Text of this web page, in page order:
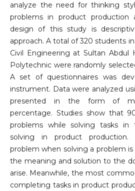
analyze the need for thinking
problems in product production
design of this study is
approach. A total of 320 students
Civil Engineering at Sultan Abdul
Polytechnic were randomly
A set of questionnaires was
instrument. Data were analyzed
presented in the form of
percentage. Studies show that
problems while solving tasks
solving in product
problem when solving a problem
the meaning and solution to the
arise. Meanwhile, the most
completing tasks in product